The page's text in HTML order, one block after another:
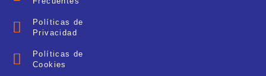
Políticas de
Privacidad
Políticas de
Cookies